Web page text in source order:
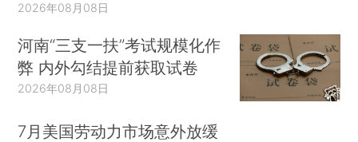
2026年08月08日
河南“三支一扶”考试规模化作
弊 内外勾结提前获取试卷
2026年08月08日
7月美国劳动力市场意外放缓